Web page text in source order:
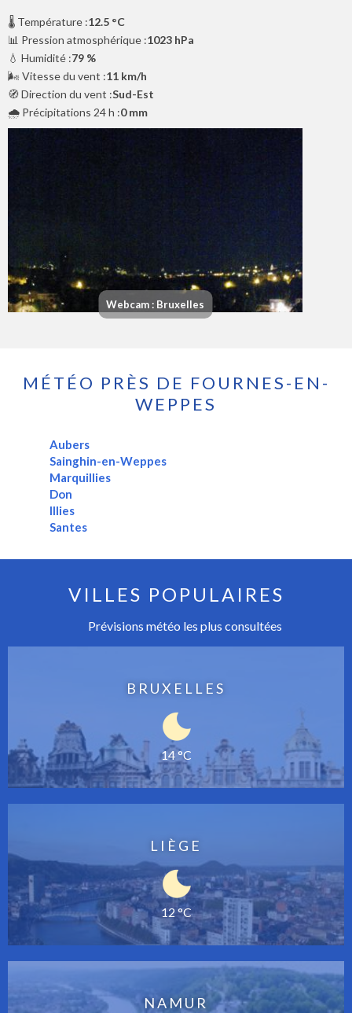
🌡️ Température :12.5 °C
📊 Pression atmosphérique :1023 hPa
💧 Humidité :79 %
🌬️ Vitesse du vent :11 km/h
🧭 Direction du vent :Sud-Est
🌧️ Précipitations 24 h :0 mm
Webcam : Bruxelles
MÉTÉO PRÈS DE FOURNES-EN-
WEPPES
Aubers
Sainghin-en-Weppes
Marquillies
Don
Illies
Santes
VILLES POPULAIRES
Prévisions météo les plus consultées
BRUXELLES
14 °C
LIÈGE
12 °C
NAMUR